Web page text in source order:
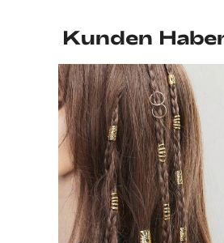
Kunden